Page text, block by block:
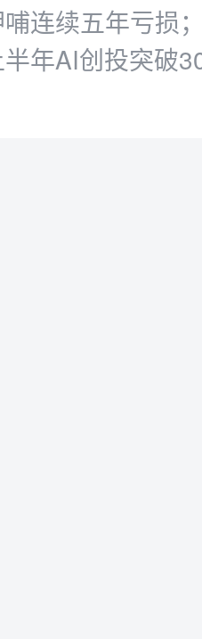
连续五年亏损
年AI创投突破